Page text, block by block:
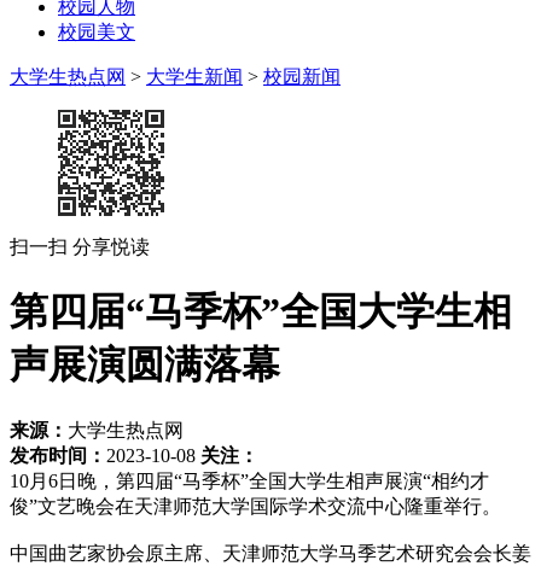
校园人物
校园美文
大学生热点网 > 大学生新闻 > 校园新闻
扫一扫 分享悦读
第四届“马季杯”全国大学生相
声展演圆满落幕
来源： 大学生热点网
发布时间： 2023-10-08 关注：
10月6日晚，第四届“马季杯”全国大学生相声展演“相约才
俊”文艺晚会在天津师范大学国际学术交流中心隆重举行。
中国曲艺家协会原主席、天津师范大学马季艺术研究会会长姜